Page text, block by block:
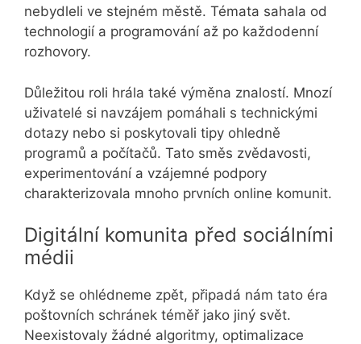
nebydleli ve stejném městě. Témata sahala od
technologií a programování až po každodenní
rozhovory.
Důležitou roli hrála také výměna znalostí. Mnozí
uživatelé si navzájem pomáhali s technickými
dotazy nebo si poskytovali tipy ohledně
programů a počítačů. Tato směs zvědavosti,
experimentování a vzájemné podpory
charakterizovala mnoho prvních online komunit.
Digitální komunita před sociálními
médii
Když se ohlédneme zpět, připadá nám tato éra
poštovních schránek téměř jako jiný svět.
Neexistovaly žádné algoritmy, optimalizace